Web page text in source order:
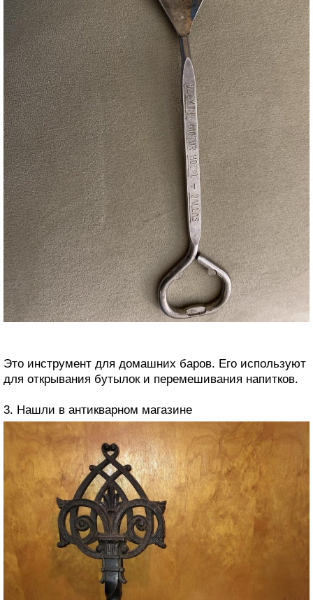
Это инструмент для домашних баров. Его используют
для открывания бутылок и перемешивания напитков.
3. Нашли в антикварном магазине